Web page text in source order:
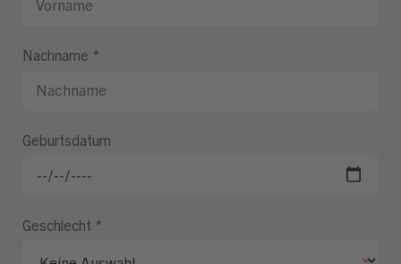
Nachname *
Geburtsdatum
Geschlecht *